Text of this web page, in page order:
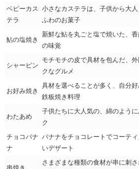
ベビーカス
テラ
小さなカステラは、子供から大
ふわのお菓子
鮎の塩焼き
新鮮な鮎を丸ごと塩で焼いた、
の味覚
シャーピン
モチモチの皮で具材を包んだ、
クなグルメ
お好み焼き
具材を選べることが多く、自分
鉄板焼き料理
わたあめ
子供たちに大人気の、綿のよう
ク
チョコバナ
ナ
バナナをチョコレートでコーテ
いデザート
さまざまな種類の食材が串に刺